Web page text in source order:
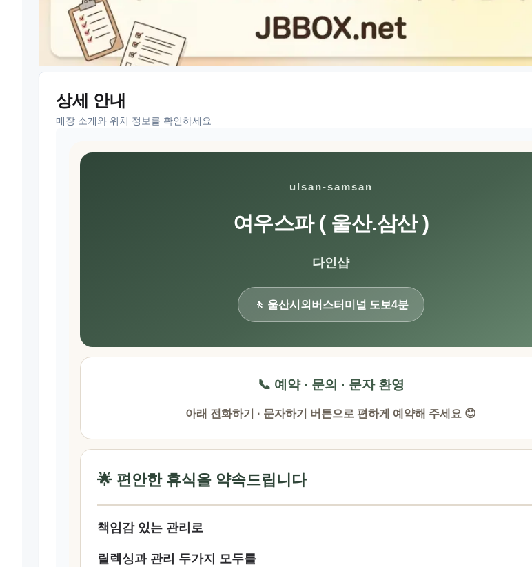
상세 안내
매장 소개와 위치 정보를 확인하세요
ulsan-samsan
여우스파 ( 울산.삼산 )
다인샵
🚶 울산시외버스터미널 도보4분
📞 예약 · 문의 · 문자 환영
아래 전화하기 · 문자하기 버튼으로 편하게 예약해 주세요 😊
🌟 편안한 휴식을 약속드립니다
책임감 있는 관리로
릴렉싱과 관리 두가지 모두를